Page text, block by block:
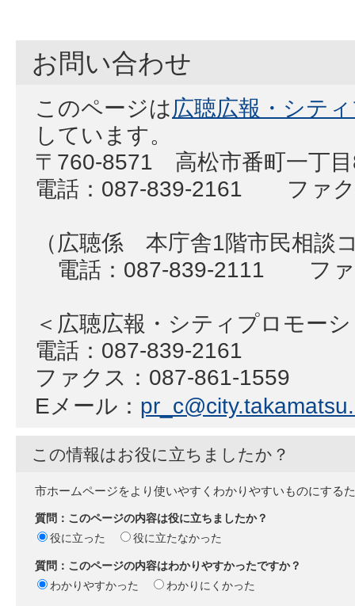
お問い合わせ
このページは広聴広報・シテ
しています。
〒760-8571 高松市番町一丁
電話：087-839-2161 ファク
（広聴係 本庁舎1階市民相談
電話：087-839-2111 ファ
＜広聴広報・シティプロモー
電話：087-839-2161
ファクス：087-861-1559
Eメール：
この情報はお役に立ちましたか？
市ホームページをより使いやすくわかりやすいものにする
質問：このページの内容は役に立ちましたか？
役に立った
役に立たなかった
質問：このページの内容はわかりやすかったですか？
わかりやすかった
わかりにくかった